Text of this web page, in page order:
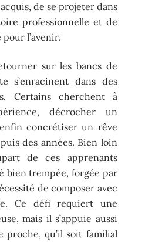
de se projeter dans
professionnelle et de
l’avenir.
sur les bancs de
s’enracinent dans des
Certains cherchent à
décrocher un
concrétiser un rêve
des années. Bien loin
de ces apprenants
bien trempée, forgée par
de composer avec
Ce défi requiert une
mais il s’appuie aussi
proche, qu’il soit familial